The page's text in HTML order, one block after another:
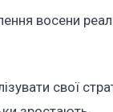
восени
свої